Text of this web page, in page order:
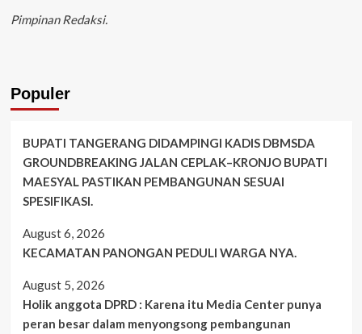
Pimpinan Redaksi.
Populer
BUPATI TANGERANG DIDAMPINGI KADIS DBMSDA
GROUNDBREAKING JALAN CEPLAK–KRONJO BUPATI
MAESYAL PASTIKAN PEMBANGUNAN SESUAI
SPESIFIKASI.
August 6, 2026
KECAMATAN PANONGAN PEDULI WARGA NYA.
August 5, 2026
Holik anggota DPRD : Karena itu Media Center punya
peran besar dalam menyongsong pembangunan